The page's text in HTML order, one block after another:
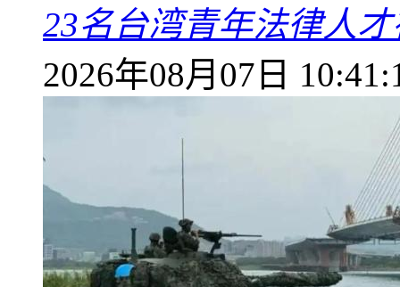
23名台湾青年法律人
2026年08月07日